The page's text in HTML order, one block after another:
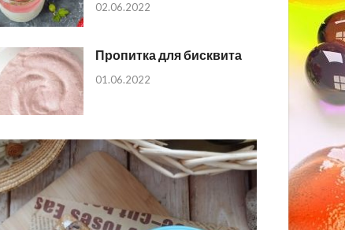
02.06.2022
Пропитка для бисквита
01.06.2022